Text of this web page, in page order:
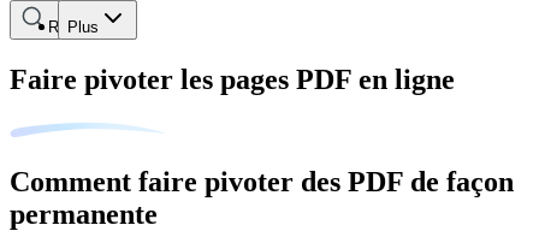
Plus
Rechercher
Faire pivoter les pages PDF en ligne
Comment faire pivoter des PDF de façon
permanente